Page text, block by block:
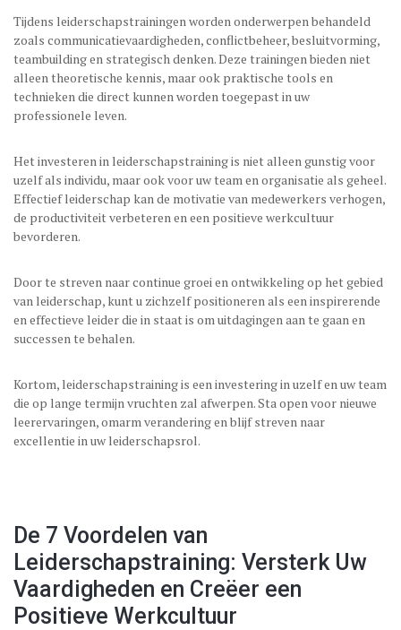
Tijdens leiderschapstrainingen worden onderwerpen behandeld
zoals communicatievaardigheden, conflictbeheer, besluitvorming,
teambuilding en strategisch denken. Deze trainingen bieden niet
alleen theoretische kennis, maar ook praktische tools en
technieken die direct kunnen worden toegepast in uw
professionele leven.
Het investeren in leiderschapstraining is niet alleen gunstig voor
uzelf als individu, maar ook voor uw team en organisatie als geheel.
Effectief leiderschap kan de motivatie van medewerkers verhogen,
de productiviteit verbeteren en een positieve werkcultuur
bevorderen.
Door te streven naar continue groei en ontwikkeling op het gebied
van leiderschap, kunt u zichzelf positioneren als een inspirerende
en effectieve leider die in staat is om uitdagingen aan te gaan en
successen te behalen.
Kortom, leiderschapstraining is een investering in uzelf en uw team
die op lange termijn vruchten zal afwerpen. Sta open voor nieuwe
leerervaringen, omarm verandering en blijf streven naar
excellentie in uw leiderschapsrol.
De 7 Voordelen van
Leiderschapstraining: Versterk Uw
Vaardigheden en Creëer een
Positieve Werkcultuur